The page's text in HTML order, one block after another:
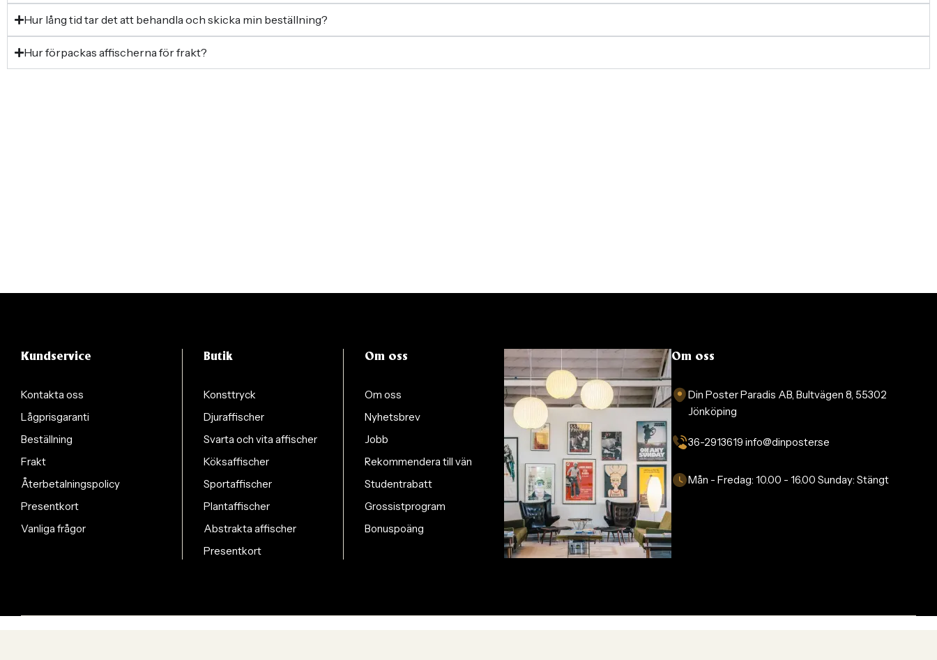
Hur lång tid tar det att behandla och skicka min beställning?
Hur förpackas affischerna för frakt?
Kundservice
Kontakta oss
Lågprisgaranti
Beställning
Frakt
Återbetalningspolicy
Presentkort
Vanliga frågor
Butik
Konsttryck
Djuraffischer
Svarta och vita affischer
Köksaffischer
Sportaffischer
Plantaffischer
Abstrakta affischer
Presentkort
Om oss
Om oss
Nyhetsbrev
Jobb
Rekommendera till vän
Studentrabatt
Grossistprogram
Bonuspoäng
Om oss
Din Poster Paradis AB, Bultvägen 8, 55302
Jönköping
36-2913619 info@dinposter.se​
Mån - Fredag:10.00 - 16.00Sunday:Stängt